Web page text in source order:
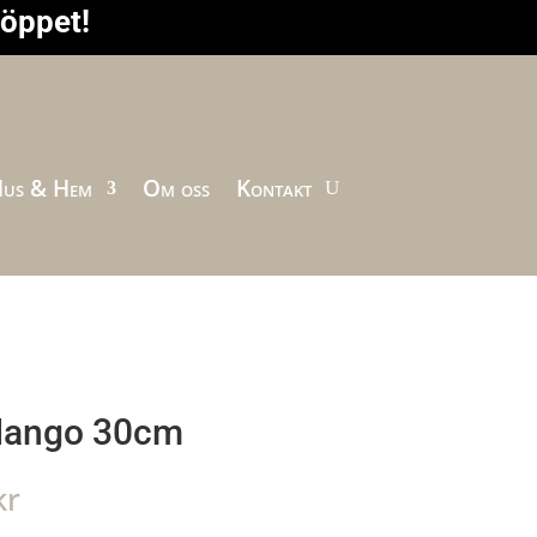
& Hem Om oss Kontakt
30cm
Prisintervall: